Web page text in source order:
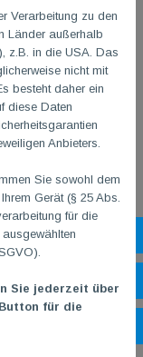
dieser
) Lektüre!
für (unseren)
zu diesem
Verarbeitung zu den
Länder außerhalb
z.B. in die USA. Das
nicht mit
besteht daher ein
diese Daten
Anbieters.
Sie sowohl dem
Gerät (§ 25 Abs.
für die
Sie jederzeit über
für die